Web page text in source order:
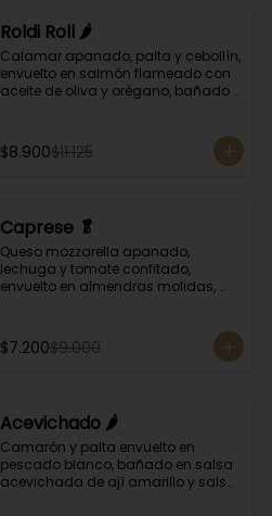
Roldi Roll 🌶️
Calamar apanado, palta y cebollín,
envuelto en salmón flameado con
aceite de oliva y orégano, bañado
$8.900$11.125
Caprese 🥬
Queso mozzarella apanado,
lechuga y tomate confitado,
envuelto en almendras molidas,
$7.200$9.000
Acevichado 🌶️
Camarón y palta envuelto en
pescado blanco, bañado en salsa
acevichada de ají amarillo y salsa